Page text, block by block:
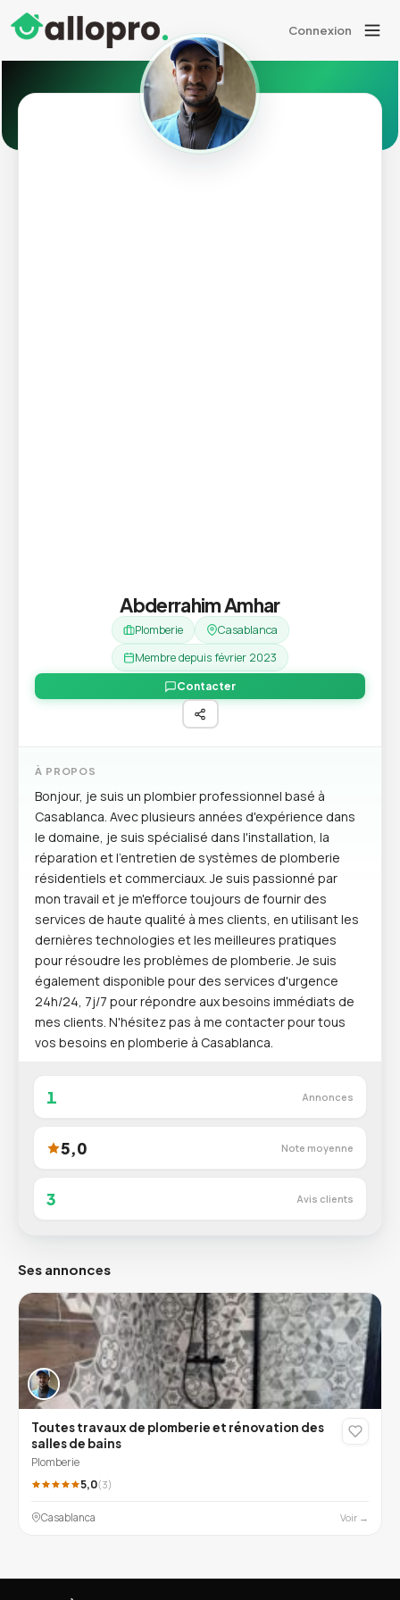
Connexion
Abderrahim Amhar
Plomberie
Casablanca
Membre depuis février 2023
Contacter
À PROPOS
Bonjour, je suis un plombier professionnel basé à
Casablanca. Avec plusieurs années d'expérience dans
le domaine, je suis spécialisé dans l'installation, la
réparation et l'entretien de systèmes de plomberie
résidentiels et commerciaux. Je suis passionné par
mon travail et je m'efforce toujours de fournir des
services de haute qualité à mes clients, en utilisant les
dernières technologies et les meilleures pratiques
pour résoudre les problèmes de plomberie. Je suis
également disponible pour des services d'urgence
24h/24, 7j/7 pour répondre aux besoins immédiats de
mes clients. N'hésitez pas à me contacter pour tous
vos besoins en plomberie à Casablanca.
1 Annonces
5,0 Note moyenne
3 Avis clients
Ses annonces
Toutes travaux de plomberie et rénovation des
salles de bains
Plomberie
5,0(3)
Casablanca Voir →